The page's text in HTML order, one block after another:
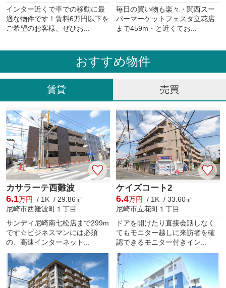
インター近くで車での移動に最
適な物件です！賃料6万円以下を
ご希望のお客様、ぜひお...
毎日の買い物も楽々・関西スー
パーマーケットフェスタ立花店
まで459m・と近くてお...
おすすめ物件
賃貸 売買
カサラーテ西難波
6.1万円
/ 1K / 29.86㎡
尼崎市西難波町１丁目
サンディ尼崎南七松店まで299m
です☆ビジネスマンには必須
の、高速インターネット...
ケイズコート2
6.4万円
/ 1K / 33.60㎡
尼崎市立花町１丁目
ドアを開けたり直接会話しなく
てもモニター越しに来訪者を確
認できるモニター付きイン...